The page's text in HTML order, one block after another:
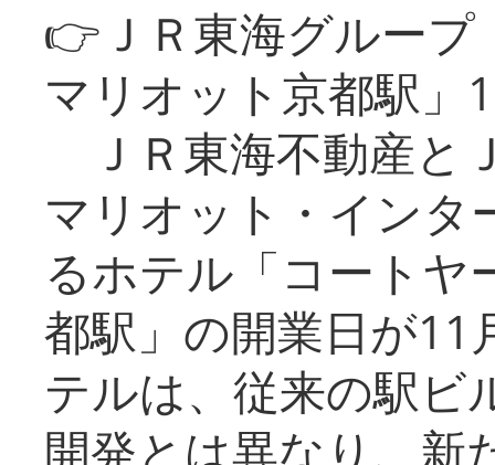
👉ＪＲ東海グルー
マリオット京都駅」
ＪＲ東海不動産と
マリオット・インタ
るホテル「コートヤ
都駅」の開業日が11
テルは、従来の駅ビ
開発とは異なり、新